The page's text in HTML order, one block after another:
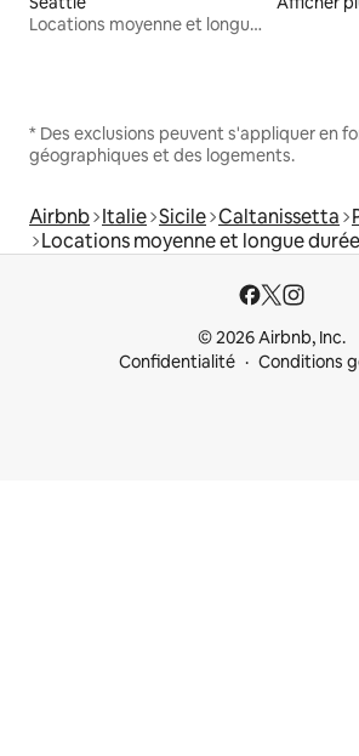
Locations moyenne et longue durée
* Des exclusions peuvent s'appliquer en
géographiques et des logements.
Airbnb Italie Sicile Caltanissetta
Locations moyenne et longue durée
© 2026 Airbnb, Inc.
Confidentialité
Conditions